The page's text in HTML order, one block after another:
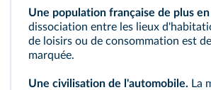
Une population française de plus
dissociation entre les lieux
de loisirs ou de consommation est
marquée.
Une civilisation de l'automobile. La